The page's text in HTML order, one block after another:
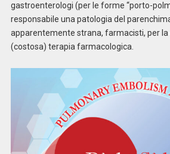
gastroenterologi (per le forme “porto-
responsabile una patologia del
apparentemente strana, farmacisti, per
(costosa) terapia farmacologica.